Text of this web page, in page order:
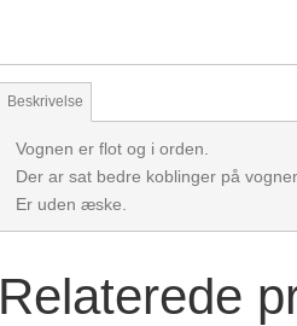
Beskrivelse
Vognen er flot og i orden.
Der ar sat bedre koblinger på
Er uden æske.
Relaterede